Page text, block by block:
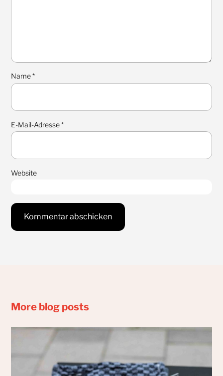
Name*
E-Mail-Adresse*
Website
More blog posts